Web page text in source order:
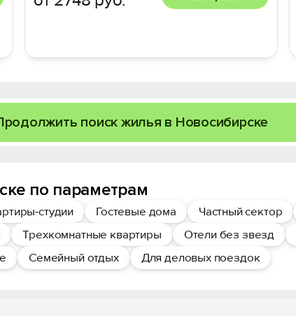
поиск жилья в Новосибирске
по параметрам
студии Гостевые дома Частный сектор
Трехкомнатные квартиры Отели без звезд
Семейный отдых Для деловых поездок